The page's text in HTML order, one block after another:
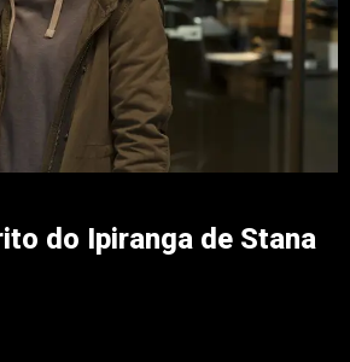
do Ipiranga de Stana